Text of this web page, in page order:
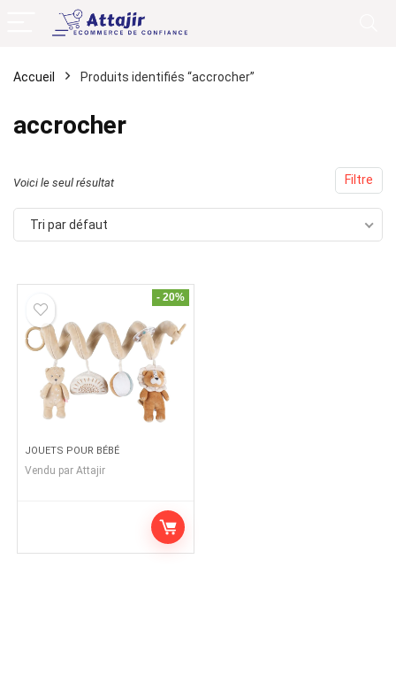
Accueil Produits identifiés “accrocher”
accrocher
Filtre
Voici le seul résultat
Tri par défaut
- 20%
JOUETS POUR BÉBÉ
Vendu par Attajir